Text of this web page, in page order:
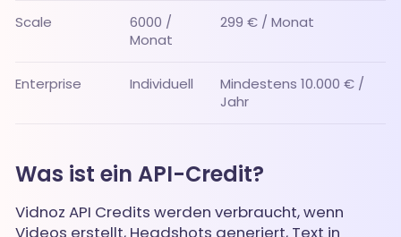
Scale
6000 /
Monat
299 € / Monat
Enterprise Individuell
Mindestens 10.000 € /
Jahr
Was ist ein API-Credit?
Vidnoz API Credits werden verbraucht, wenn